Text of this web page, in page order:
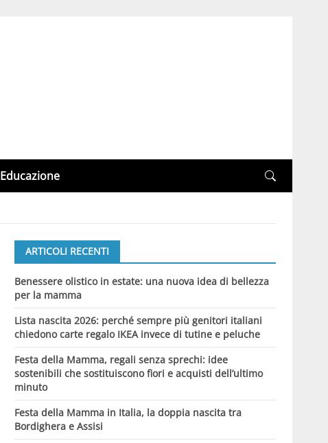
Educazione
ARTICOLI RECENTI
Benessere olistico in estate: una nuova idea di bellezza
per la mamma
Lista nascita 2026: perché sempre più genitori italiani
chiedono carte regalo IKEA invece di tutine e peluche
Festa della Mamma, regali senza sprechi: idee
sostenibili che sostituiscono fiori e acquisti dell’ultimo
minuto
Festa della Mamma in Italia, la doppia nascita tra
Bordighera e Assisi